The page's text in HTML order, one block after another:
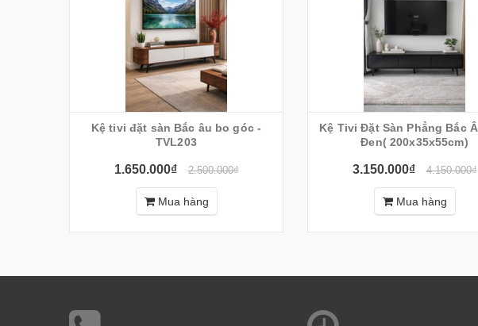
Kệ tivi đặt sàn Bắc âu bo góc -
TVL203
1.650.000₫ 2.500.000₫
Mua hàng
Kệ Tivi Đặt Sàn Phẳng Bắc Âu Full
Đen( 200x35x55cm)
3.150.000₫ 4.150.000₫
Mua hàng